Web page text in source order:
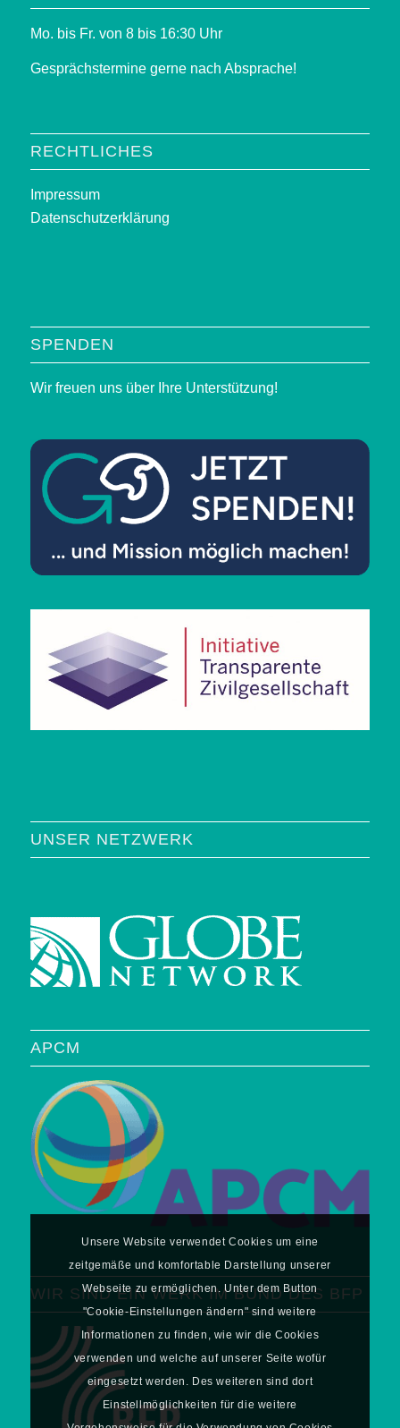
Mo. bis Fr. von 8 bis 16:30 Uhr
Gesprächstermine gerne nach Absprache!
RECHTLICHES
Impressum
Datenschutzerklärung
SPENDEN
Wir freuen uns über Ihre Unterstützung!
UNSER NETZWERK
APCM
WIR SIND EIN WERK IM BUND DES BFP
Unsere Website verwendet Cookies um eine
zeitgemäße und komfortable Darstellung unserer
Webseite zu ermöglichen. Unter dem Button
"Cookie-Einstellungen ändern" sind weitere
Informationen zu finden, wie wir die Cookies
verwenden und welche auf unserer Seite wofür
eingesetzt werden. Des weiteren sind dort
Einstellmöglichkeiten für die weitere